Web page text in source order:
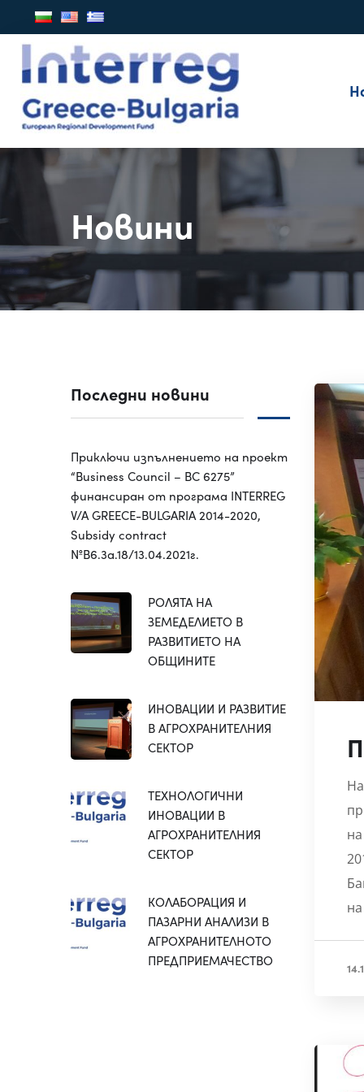
Новини
Последни новини
Приключи изпълнението на проект
“Business Council – BC 6275”
финансиран от програма INTERREG
V/A GREECE-BULGARIA 2014-2020,
Subsidy contract
№B6.3a.18/13.04.2021г.
РОЛЯТА НА
ЗЕМЕДЕЛИЕТО В
РАЗВИТИЕТО НА
ОБЩИНИТЕ
ИНОВАЦИИ И РАЗВИТИЕ
В АГРОХРАНИТЕЛНИЯ
СЕКТОР
ТЕХНОЛОГИЧНИ
ИНОВАЦИИ В
АГРОХРАНИТЕЛНИЯ
СЕКТОР
КОЛАБОРАЦИЯ И
ПАЗАРНИ АНАЛИЗИ В
АГРОХРАНИТЕЛНОТО
ПРЕДПРИЕМАЧЕСТВО